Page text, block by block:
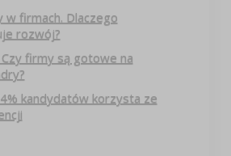
w firmach. Dlaczego
rozwój?
firmy są gotowe na
kandydatów korzysta ze